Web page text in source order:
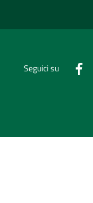
Seguici su